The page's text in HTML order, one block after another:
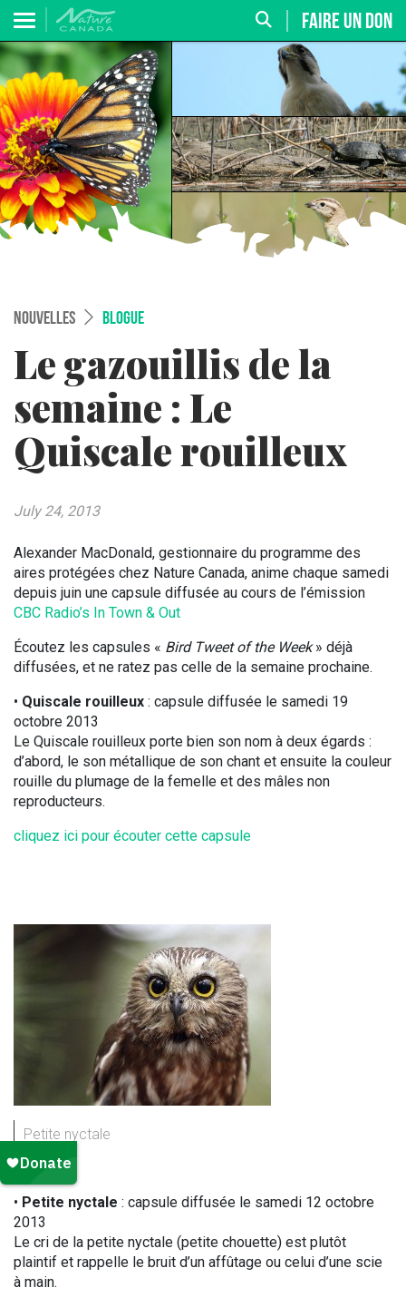
FAIRE UN DON
NOUVELLES BLOGUE
Le gazouillis de la
semaine : Le
Quiscale rouilleux
July 24, 2013
Alexander MacDonald, gestionnaire du programme des
aires protégées chez Nature Canada, anime chaque samedi
depuis juin une capsule diffusée au cours de l’émission
CBC Radio’s In Town & Out
Écoutez les capsules « Bird Tweet of the Week» déjà
diffusées, et ne ratez pas celle de la semaine prochaine.
• Quiscale rouilleux : capsule diffusée le samedi 19
octobre 2013
Le Quiscale rouilleux porte bien son nom à deux égards :
d’abord, le son métallique de son chant et ensuite la couleur
rouille du plumage de la femelle et des mâles non
reproducteurs.
cliquez ici pour écouter cette capsule
Petite nyctale
• Petite nyctale : capsule diffusée le samedi 12 octobre
2013
Le cri de la petite nyctale (petite chouette) est plutôt
plaintif et rappelle le bruit d’un affûtage ou celui d’une scie
à main.